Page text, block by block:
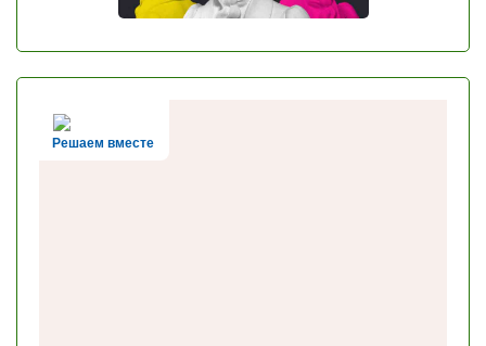
Решаем вместе